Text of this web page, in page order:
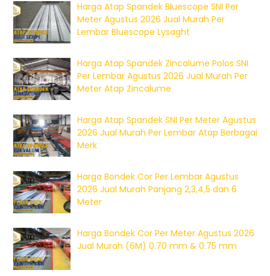
Harga Atap Spandek Bluescope SNI Per
Meter Agustus 2026 Jual Murah Per
Lembar Bluescope Lysaght
Harga Atap Spandek Zincalume Polos SNI
Per Lembar Agustus 2026 Jual Murah Per
Meter Atap Zincalume
Harga Atap Spandek SNI Per Meter Agustus
2026 Jual Murah Per Lembar Atap Berbagai
Merk
Harga Bondek Cor Per Lembar Agustus
2026 Jual Murah Panjang 2,3,4,5 dan 6
Meter
Harga Bondek Cor Per Meter Agustus 2026
Jual Murah (6M) 0.70 mm & 0.75 mm